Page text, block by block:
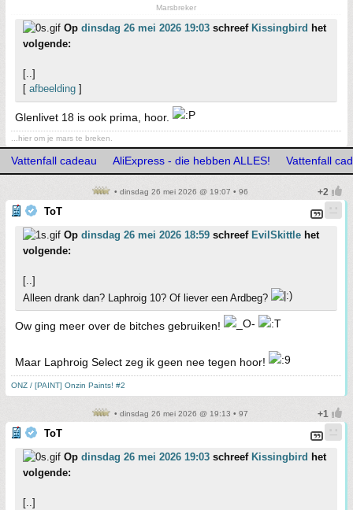
Marsbreker
Op dinsdag 26 mei 2026 19:03 schreef Kissingbird het
volgende:
[..]
[ afbeelding ]
Glenlivet 18 is ook prima, hoor.
...hier om je mars te breken.
Vattenfall cadeau AliExpress - die hebben ALLES! Vattenfall
• dinsdag 26 mei 2026 @ 19:07 • 96
ToT
Op dinsdag 26 mei 2026 18:59 schreef EvilSkittle het
volgende:
[..]
Alleen drank dan? Laphroig 10? Of liever een Ardbeg?
Ow ging meer over de bitches gebruiken!
Maar Laphroig Select zeg ik geen nee tegen hoor!
ONZ / [PAINT] Onzin Paints! #2
• dinsdag 26 mei 2026 @ 19:13 • 97
ToT
Op dinsdag 26 mei 2026 19:03 schreef Kissingbird het
volgende:
[..]